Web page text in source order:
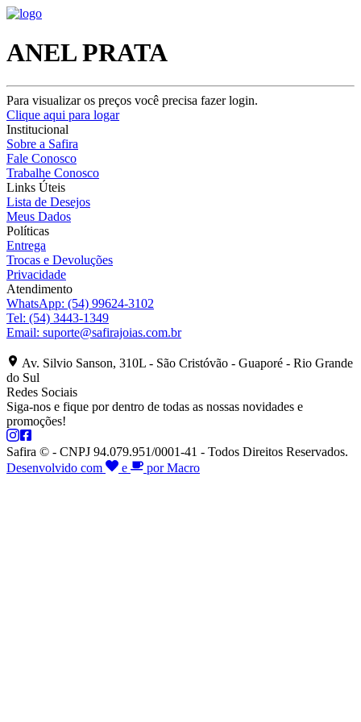
ANEL PRATA
Para visualizar os preços você precisa fazer login.
Clique aqui para logar
Institucional
Sobre a Safira
Fale Conosco
Trabalhe Conosco
Links Úteis
Lista de Desejos
Meus Dados
Políticas
Entrega
Trocas e Devoluções
Privacidade
Atendimento
WhatsApp: (54) 99624-3102
Tel: (54) 3443-1349
Email: suporte@safirajoias.com.br
Av. Silvio Sanson, 310L - São Cristóvão - Guaporé - Rio Grande
do Sul
Redes Sociais
Siga-nos e fique por dentro de todas as nossas novidades e
promoções!
Safira © - CNPJ 94.079.951/0001-41 - Todos Direitos Reservados.
Desenvolvido com
e por Macro